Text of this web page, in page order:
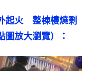
起火　整棟樓燒剩
放大瀏覽）：